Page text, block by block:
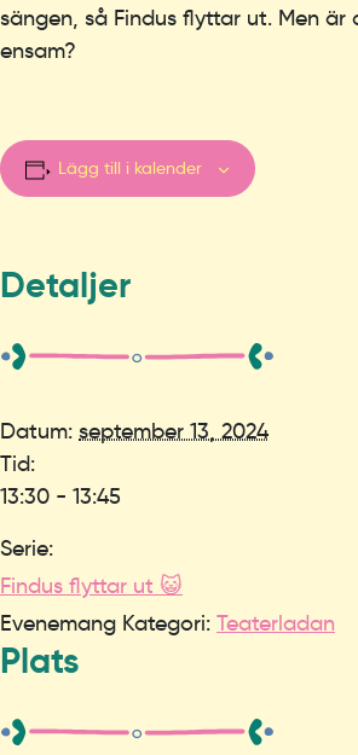
sängen, så Findus flyttar ut. Men
ensam?
Lägg till i kalender
Detaljer
Datum: september 13, 2024
Tid:
13:30 - 13:45
Serie:
Findus flyttar ut 😺
Evenemang Kategori: Teaterladan
Plats